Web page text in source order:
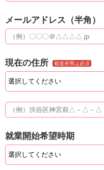
メールアドレス（半角）
現在の住所 都道府県は必須
就業開始希望時期